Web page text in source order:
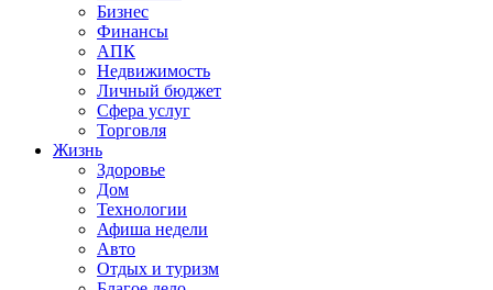
Бизнес
Финансы
АПК
Недвижимость
Личный бюджет
Сфера услуг
Торговля
Жизнь
Здоровье
Дом
Технологии
Афиша недели
Авто
Отдых и туризм